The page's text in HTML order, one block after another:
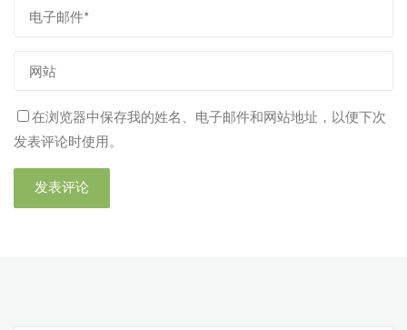
在浏览器中保存我的姓名、电子邮件和网站地址，以便下次
发表评论时使用。